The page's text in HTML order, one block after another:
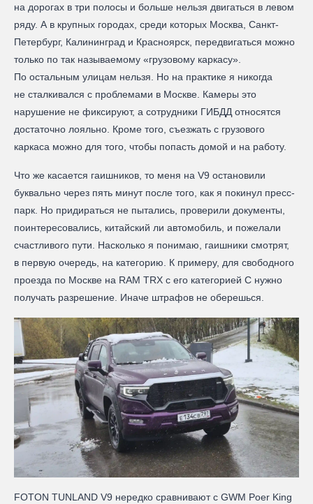
на дорогах в три полосы и больше нельзя двигаться в левом
ряду. А в крупных городах, среди которых Москва, Санкт-
Петербург, Калининград и Красноярск, передвигаться можно
только по так называемому «грузовому каркасу».
По остальным улицам нельзя. Но на практике я никогда
не сталкивался с проблемами в Москве. Камеры это
нарушение не фиксируют, а сотрудники ГИБДД относятся
достаточно лояльно. Кроме того, съезжать с грузового
каркаса можно для того, чтобы попасть домой и на работу.
Что же касается гаишников, то меня на V9 остановили
буквально через пять минут после того, как я покинул пресс-
парк. Но придираться не пытались, проверили документы,
поинтересовались, китайский ли автомобиль, и пожелали
счастливого пути. Насколько я понимаю, гаишники смотрят,
в первую очередь, на категорию. К примеру, для свободного
проезда по Москве на RAM TRX с его категорией С нужно
получать разрешение. Иначе штрафов не оберешься.
FOTON TUNLAND V9 нередко сравнивают с GWM Poer King